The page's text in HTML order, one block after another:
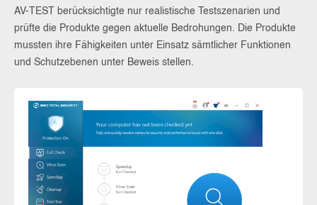
AV-TEST berücksichtigte nur realistische Testszenarien und
prüfte die Produkte gegen aktuelle Bedrohungen. Die Produkte
mussten ihre Fähigkeiten unter Einsatz sämtlicher Funktionen
und Schutzebenen unter Beweis stellen.